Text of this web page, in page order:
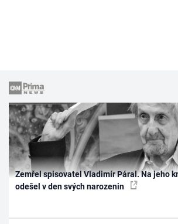
Zemřel spisovatel Vladimír Páral. Na jeho
odešel v den svých narozenin